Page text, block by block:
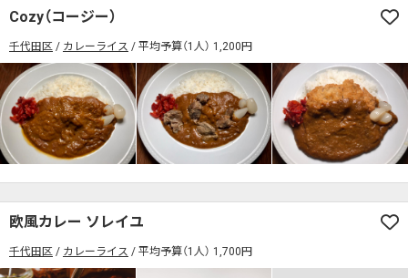
Cozy（コージー）
千代田区 カレーライス 平均予算（1人） 1,200円
欧風カレー ソレイユ
千代田区 カレーライス 平均予算（1人） 1,700円